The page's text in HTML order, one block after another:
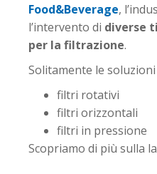
Food&Beverage,
l’intervento di diverse
per la filtrazione.
Solitamente le
filtri rotativi
filtri orizzontali
filtri in pressione
Scopriamo di più sulla